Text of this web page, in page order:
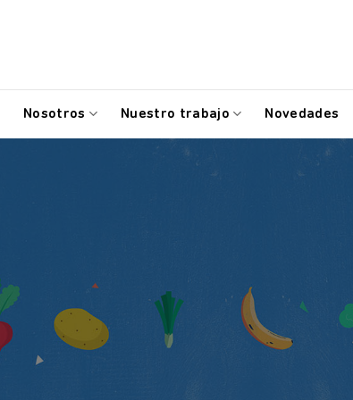
Nosotros Nuestro trabajo Novedades